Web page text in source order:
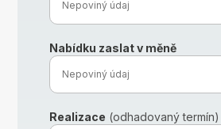
Nabídku zaslat v měně
Realizace (odhadovaný termín)